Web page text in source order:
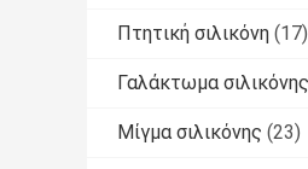
Πτητική σιλικόνη (17)
Γαλάκτωμα σιλικόνης
Μίγμα σιλικόνης (23)